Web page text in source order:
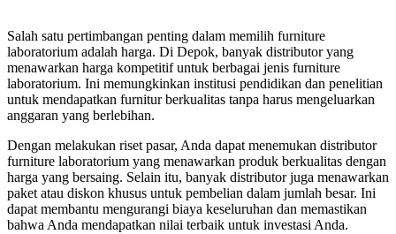
Salah satu pertimbangan penting dalam memilih furniture
laboratorium adalah harga. Di Depok, banyak distributor yang
menawarkan harga kompetitif untuk berbagai jenis furniture
laboratorium. Ini memungkinkan institusi pendidikan dan penelitian
untuk mendapatkan furnitur berkualitas tanpa harus mengeluarkan
anggaran yang berlebihan.
Dengan melakukan riset pasar, Anda dapat menemukan distributor
furniture laboratorium yang menawarkan produk berkualitas dengan
harga yang bersaing. Selain itu, banyak distributor juga menawarkan
paket atau diskon khusus untuk pembelian dalam jumlah besar. Ini
dapat membantu mengurangi biaya keseluruhan dan memastikan
bahwa Anda mendapatkan nilai terbaik untuk investasi Anda.